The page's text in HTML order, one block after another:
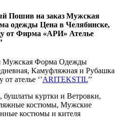
Пошив на заказ Мужская
одежды Цена в Челябинске,
от Фирма «АРИ» Ателье
Мужская Форма Одежды
Камуфляжная и Рубашка
ателье ‘’ARITEKSTIL’’
куртки и Ветровки,
костюмы, Мужские
костюмы и кителя